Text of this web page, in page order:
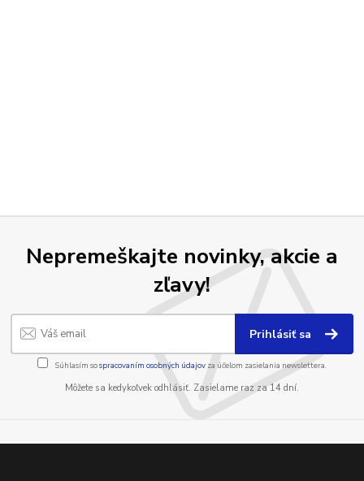
Nepremeškajte novinky, akcie a
zľavy!
Prihlásiť sa
Súhlasím sospracovaním osobných údajov za účelom zasielania newslettera.
Môžete sa kedykoľvek odhlásiť. Zasielame raz za 14 dní.